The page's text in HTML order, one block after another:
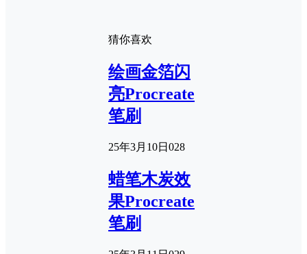
猜你喜欢
绘画金箔闪
亮Procreate
笔刷
25年3月10日 028
蜡笔木炭效
果Procreate
笔刷